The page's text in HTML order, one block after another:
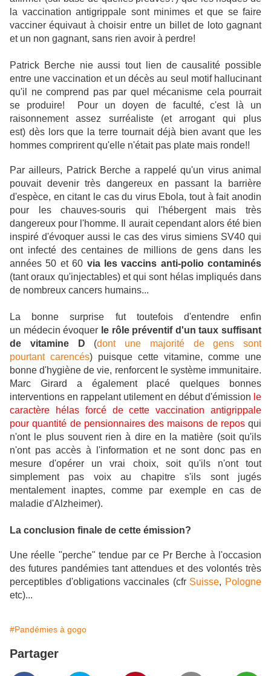
la vaccination antigrippale sont minimes et que se faire
vacciner équivaut à choisir entre un billet de loto gagnant
et un non gagnant, sans rien avoir à perdre!
Patrick Berche nie aussi tout lien de causalité possible
entre une vaccination et un décès au seul motif hallucinant
qu'il ne comprend pas par quel mécanisme cela pourrait
se produire!
Pour un doyen de faculté, c'est là un
raisonnement assez surréaliste (et arrogant qui plus
est) dès lors que la terre tournait déjà bien avant que les
hommes comprirent qu'elle n'était pas plate mais ronde!!
Par ailleurs, Patrick Berche a rappelé qu'un virus animal
pouvait devenir très dangereux en passant la barrière
d'espèce, en citant le cas du virus Ebola, tout à fait anodin
pour les chauves-souris qui l'hébergent mais très
dangereux pour l'homme. Il aurait cependant alors été bien
inspiré d'évoquer aussi le cas des virus simiens SV40 qui
ont infecté des centaines de millions de gens dans les
années 50 et 60 via les vaccins anti-polio contaminés
(tant oraux qu'injectables) et qui sont hélas impliqués dans
de nombreux cancers humains...
La bonne surprise fut toutefois d'entendre enfin
un médecin évoquer le rôle préventif d'un taux suffisant
de vitamine D (dont une majorité de gens sont
pourtant carencés) puisque cette vitamine, comme une
bonne d'hygiène de vie, renforcent le système immunitaire.
Marc Girard a également placé quelques bonnes
interventions en rappelant utilement en début d'émission le
caractère hélas forcé de cette vaccination antigrippale
pour quantité de pensionnaires des maisons de reposqui
n'ont le plus souvent rien à dire en la matière (soit qu'ils
n'ont pas accès à l'information et ne sont donc pas en
mesure d'opérer un vrai choix, soit qu'ils n'ont tout
simplement pas voix au chapitre s'ils sont jugés
mentalement inaptes, comme par exemple en cas de
maladie d'Alzheimer).
La conclusion finale de cette émission?
Une réelle "perche" tendue par ce Pr Berche à l'occasion
des futures pandémies tant attendues et des volontés très
perceptibles d'obligations vaccinales (cfr Suisse, Pologne
etc)...
#Pandémies à gogo
Partager